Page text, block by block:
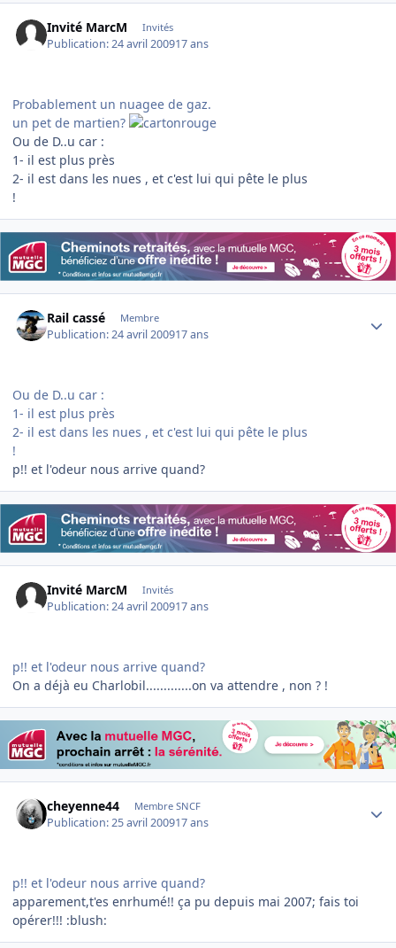
Invité MarcM Invités
Publication:24 avril 200917 ans
Probablement un nuagee de gaz.
un pet de martien?
Ou de D..u car :
1- il est plus près
2- il est dans les nues , et c'est lui qui pête le plus
!
Rail cassé Membre
Publication:24 avril 200917 ans
Ou de D..u car :
1- il est plus près
2- il est dans les nues , et c'est lui qui pête le plus
!
p!! et l'odeur nous arrive quand?
Invité MarcM Invités
Publication:24 avril 200917 ans
p!! et l'odeur nous arrive quand?
On a déjà eu Charlobil.............on va attendre , non ? !
cheyenne44 Membre SNCF
Publication:25 avril 200917 ans
p!! et l'odeur nous arrive quand?
apparement,t'es enrhumé!! ça pu depuis mai 2007; fais toi
opérer!!! :blush: